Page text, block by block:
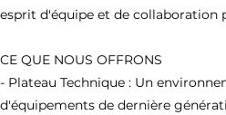
esprit d'équipe et de collaboration
CE QUE NOUS OFFRONS
- Plateau Technique : Un
d'équipements de dernière